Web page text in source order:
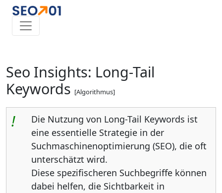
Seo Insights: Long-Tail
Keywords [Algorithmus]
!
Die Nutzung von Long-Tail Keywords ist
eine essentielle Strategie in der
Suchmaschinenoptimierung (SEO), die oft
unterschätzt wird.
Diese spezifischeren Suchbegriffe können
dabei helfen, die Sichtbarkeit in